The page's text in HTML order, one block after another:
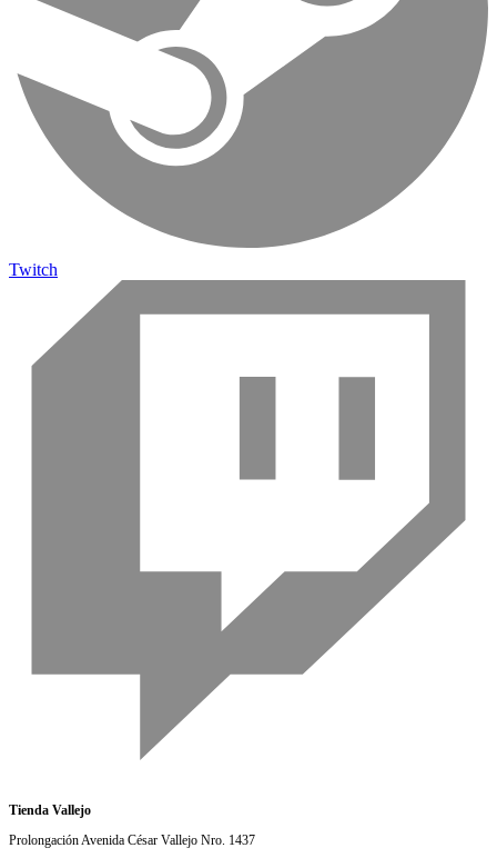
Twitch
Tienda Vallejo
Prolongación Avenida César Vallejo Nro. 1437